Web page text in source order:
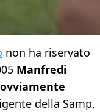
non ha riservato
Manfredi
della Samp,